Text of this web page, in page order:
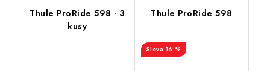
Thule ProRide 598 - 3
kusy
Thule ProRide 598
16 %